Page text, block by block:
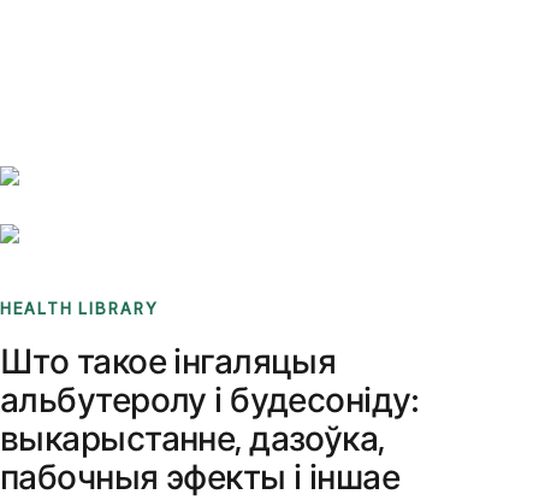
HEALTH LIBRARY
Што такое інгаляцыя
альбутеролу і будесоніду:
выкарыстанне, дазоўка,
пабочныя эфекты і іншае